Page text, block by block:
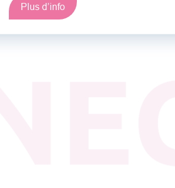
Plus d’info